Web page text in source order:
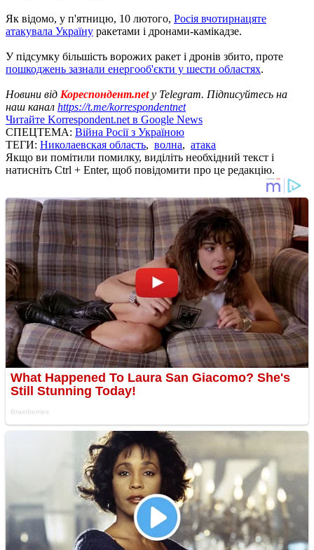
Як відомо, у п'ятницю, 10 лютого, Росія вчотирнацяте
атакувала Україну ракетами і дронами-камікадзе.
У підсумку більшість ворожих ракет і дронів збито, проте
пошкоджень зазнали енергооб'єкти у шести областях.
Новини від Кореспондент.netу Telegram. Підписуйтесь на
наш канал https://t.me/korrespondentnet
Читайте Korrespondent.net в Google News
СПЕЦТЕМА: Війна Росії з Україною
ТЕГИ: Николаевская область, волна, атака
Якщо ви помітили помилку, виділіть необхідний текст і
натисніть Ctrl + Enter, щоб повідомити про це редакцію.